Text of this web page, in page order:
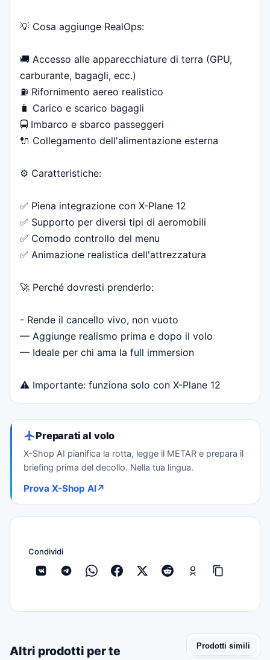
💡 Cosa aggiunge RealOps:
🚚 Accesso alle apparecchiature di terra (GPU,
carburante, bagagli, ecc.)
⛽ Rifornimento aereo realistico
🧳 Carico e scarico bagagli
🚍 Imbarco e sbarco passeggeri
🔌 Collegamento dell'alimentazione esterna
⚙️ Caratteristiche:
✅ Piena integrazione con X-Plane 12
✅ Supporto per diversi tipi di aeromobili
✅ Comodo controllo del menu
✅ Animazione realistica dell'attrezzatura
🚀 Perché dovresti prenderlo:
- Rende il cancello vivo, non vuoto
— Aggiunge realismo prima e dopo il volo
— Ideale per chi ama la full immersion
⚠️ Importante: funziona solo con X-Plane 12
Preparati al volo
X-Shop AI pianifica la rotta, legge il METAR e prepara il
briefing prima del decollo. Nella tua lingua.
Prova X-Shop AI↗
Condividi
Altri prodotti per te Prodotti simili